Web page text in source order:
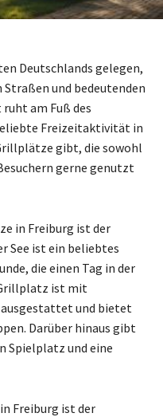
Deutschlands gelegen,
und bedeutenden
am Fuß des
Freizeitaktivität in
gibt, die sowohl
gerne genutzt
in Freiburg ist der
See ist ein beliebtes
die einen Tag in der
ist mit
ausgestattet und bietet
Darüber hinaus gibt
Spielplatz und eine
Freiburg ist der